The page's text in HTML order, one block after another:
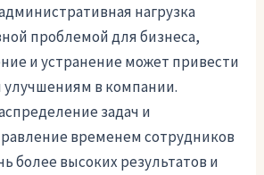
нагрузка
проблемой для бизнеса,
и устранение может привести
в компании.
задач и
временем сотрудников
более высоких результатов и